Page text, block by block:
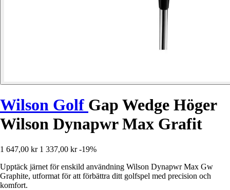
Wilson Golf Gap Wedge Höger
Wilson Dynapwr Max Grafit
1 647,00 kr 1 337,00 kr -19%
Upptäck järnet för enskild användning Wilson Dynapwr Max Gw
Graphite, utformat för att förbättra ditt golfspel med precision och
komfort.